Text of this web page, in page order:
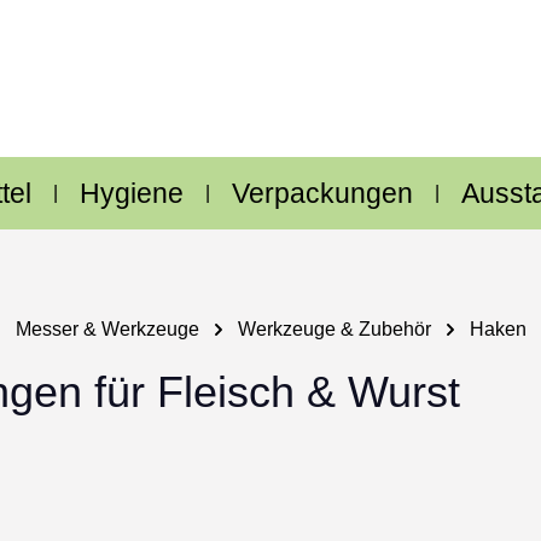
Hygiene Verpackungen
Messer & Werkzeuge Werkzeuge & Zubehör Haken
für Fleisch & Wurst